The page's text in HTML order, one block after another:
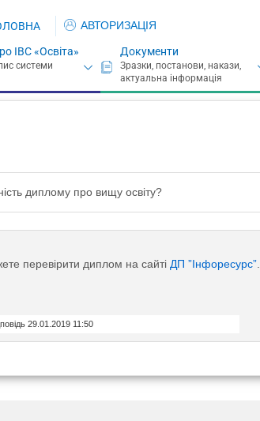
АВТОРИЗАЦІЯ
ІВС «Освіта» Документи
диплому про вищу освіту?
перевірити диплом на сайті ДП ”Інфоресурс”.
29.01.2019 11:50